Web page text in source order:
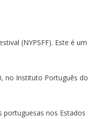
(NYPSFF). Este é um
no Instituto Português do
portuguesas nos Estados